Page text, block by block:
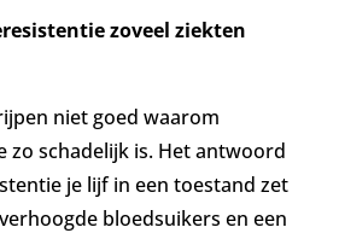
zoveel ziekten
niet goed waarom
zo schadelijk is. Het antwoord
je lijf in een toestand zet
bloedsuikers en een